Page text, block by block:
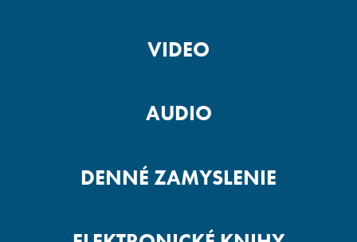
VIDEO
AUDIO
DENNÉ ZAMYSLENIE